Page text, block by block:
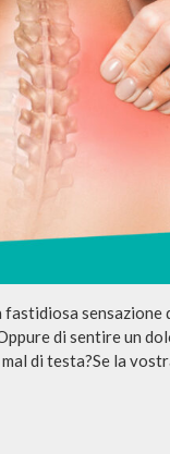
di sentire un
di testa?Se la